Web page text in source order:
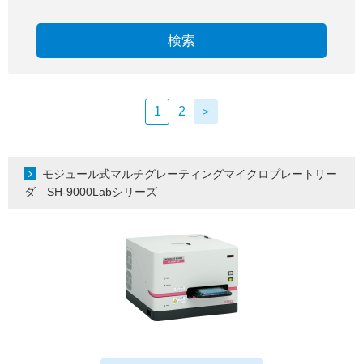
検索
1 2 ＞
モジュール式マルチグレーティングマイクロプレートリー
ダ SH-9000Labシリーズ